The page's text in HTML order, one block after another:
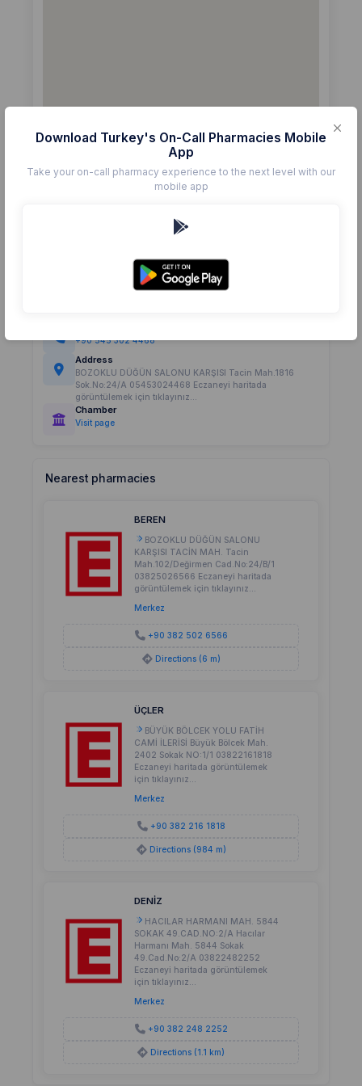
+90 545 302 4468
Address
BOZOKLU DÜĞÜN SALONU KARŞISI Tacin Mah.1816
Sok.No:24/A 05453024468 Eczaneyi haritada
görüntülemek için tıklayınız...
Chamber
Visit page
Nearest pharmacies
BEREN
BOZOKLU DÜĞÜN SALONU
KARŞISI TACİN MAH. Tacin
Mah.102/Değirmen Cad.No:24/B/1
03825026566 Eczaneyi haritada
görüntülemek için tıklayınız...
Merkez
+90 382 502 6566
Directions (6 m)
ÜÇLER
BÜYÜK BÖLCEK YOLU FATİH
CAMİ İLERİSİ Büyük Bölcek Mah.
2402 Sokak NO:1/1 03822161818
Eczaneyi haritada görüntülemek
için tıklayınız...
Merkez
+90 382 216 1818
Directions (984 m)
DENİZ
HACILAR HARMANI MAH. 5844
SOKAK 49.CAD.NO:2/A Hacılar
Harmanı Mah. 5844 Sokak
49.Cad.No:2/A 03822482252
Eczaneyi haritada görüntülemek
için tıklayınız...
Merkez
+90 382 248 2252
Directions (1.1 km)
Download Turkey's On-Call Pharmacies Mobile
App
Take your on-call pharmacy experience to the next level with our
mobile app